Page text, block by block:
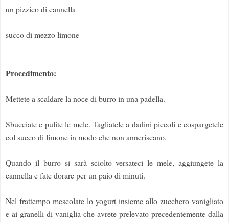
un pizzico di cannella
succo di mezzo limone
Procedimento:
Mettete a scaldare la noce di burro in una padella.
Sbucciate e pulite le mele. Tagliatele a dadini piccoli e cospargetele
col succo di limone in modo che non anneriscano.
Quando il burro si sarà sciolto versateci le mele, aggiungete la
cannella e fate dorare per un paio di minuti.
Nel frattempo mescolate lo yogurt insieme allo zucchero vanigliato
e ai granelli di vaniglia che avrete prelevato precedentemente dalla